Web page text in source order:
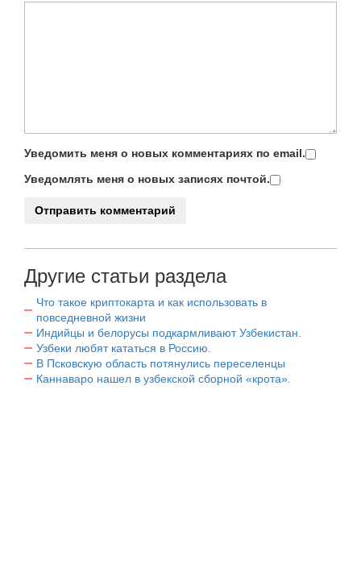
Уведомить меня о новых комментариях по email.
Уведомлять меня о новых записях почтой.
Другие статьи раздела
Что такое криптокарта и как использовать в
повседневной жизни
Индийцы и белорусы подкармливают Узбекистан.
Узбеки любят кататься в Россию.
В Псковскую область потянулись переселенцы
Каннаваро нашел в узбекской сборной «крота».